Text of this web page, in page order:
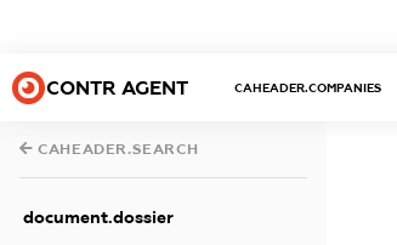
CONTR AGENT CAHEADER.COMPANIES
CAHEADER.SEARCH
document.dossier